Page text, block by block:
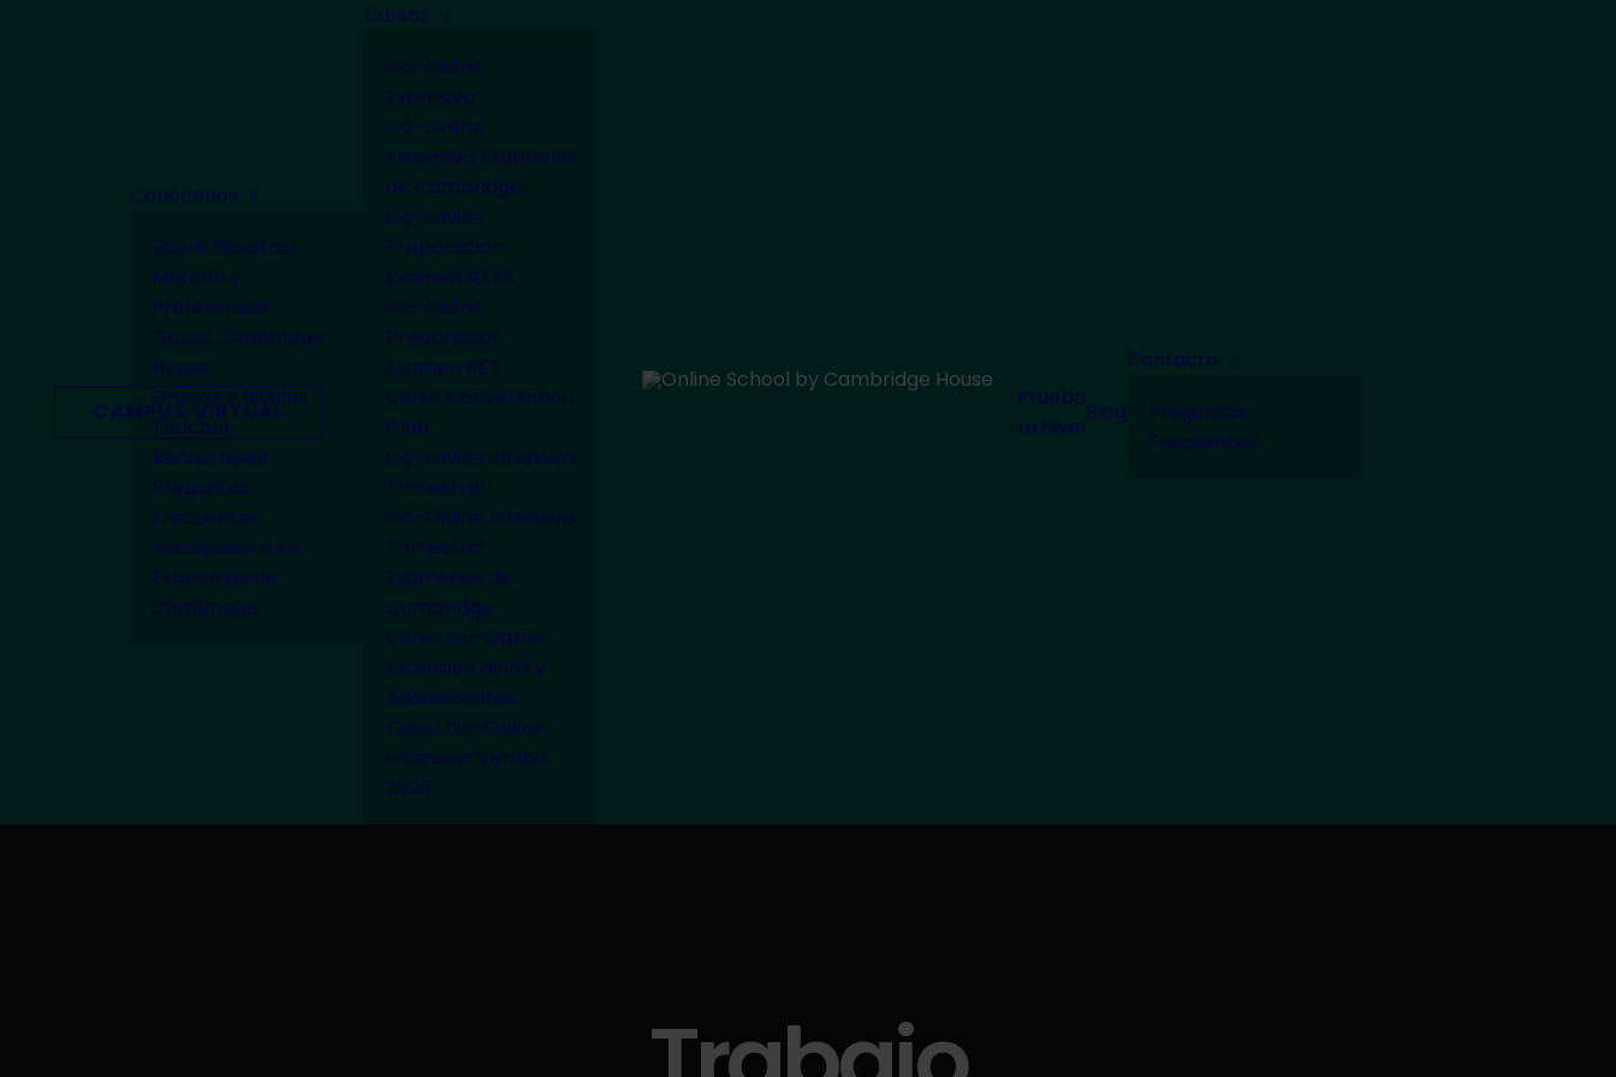
CAMPUS VIRTUAL
Conócenos
Sobre Nosotros
Método y
Profesorado
Grupo Cambridge
House
Grupos y Niveles
Teacher
Recruitment
Preguntas
Frecuentes
Inscripción a los
Exámenes de
Cambridge
Cursos
Go-Online
Extensivo
Go-Online
Extensivo Exámenes
de Cambridge
Go-Online
Preparación
Examen IELTS
Go-Online
Preparación
Examen PET
Curso Conversation
Club
Go-Online Intensivo
Trimestral
Go-Online Intensivo
Trimestral
Exámenes de
Cambridge
Curso Go-Online
Extensivo Niños y
Adolescentes
Curso Go-Online
Intensivo Verano
2026
Prueba
tu Nivel
Blog
Contacto
Preguntas
Frecuentes